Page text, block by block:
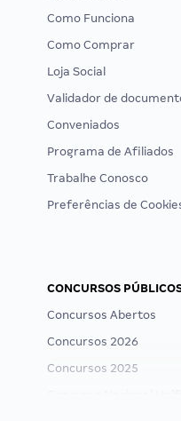
Como Funciona
Como Comprar
Loja Social
Validador de
Conveniados
Programa de Afiliados
Trabalhe Conosco
Preferências de
CONCURSOS
Concursos Abertos
Concursos 2026
Concursos 2025